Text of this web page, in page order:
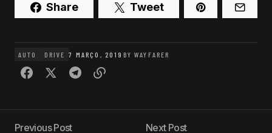
Share Tweet
AUTO DRIVE 7 MARÇO, 2019 BY WAYFARER
Previous Post Next Post